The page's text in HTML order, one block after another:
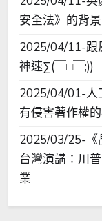
安全法》的背景
2025/04/11-跟
神速∑(￣□￣;))
2025/04/01-人
有侵害著作權
2025/03/25-《
台灣演講：川
業